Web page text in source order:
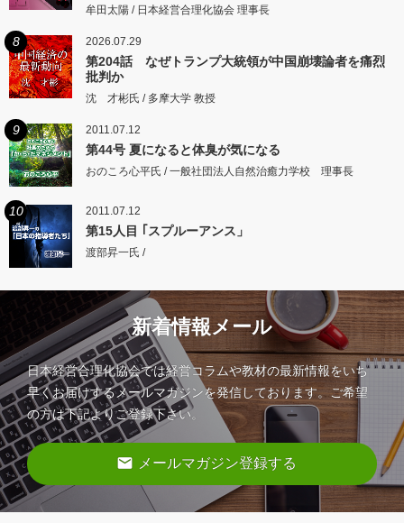
牟田太陽 / 日本経営合理化協会 理事長
8 2026.07.29
第204話 なぜトランプ大統領が中国崩壊論者を痛烈
批判か
沈 才彬氏 / 多摩大学 教授
9 2011.07.12
第44号 夏になると体臭が気になる
おのころ心平氏 / 一般社団法人自然治癒力学校 理事長
10 2011.07.12
第15人目 ｢スプルーアンス」
渡部昇一氏 /
新着情報メール
日本経営合理化協会では経営コラムや教材の最新情報をいち
早くお届けするメールマガジンを発信しております。ご希望
の方は下記よりご登録下さい。
email メールマガジン登録する